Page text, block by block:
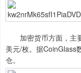
加密货币方面，主要
美元/枚。据CoinGlass
仓。